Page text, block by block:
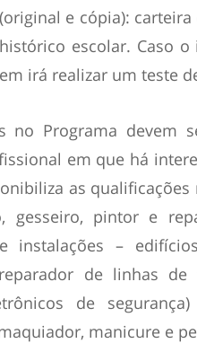
e cópia):
escolar. Caso
irá realizar um teste
no Programa devem
em que há
as qualificações
gesseiro, pintor e
instalações –
de linhas
de
manicure e